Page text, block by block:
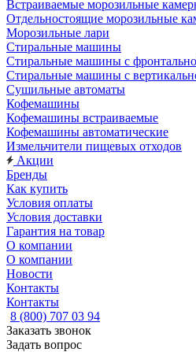
Встраиваемые морозильные
Отдельностоящие морозильные
Морозильные лари
Стиральные машины
Стиральные машины с
Стиральные машины с
Сушильные автоматы
Кофемашины
Кофемашины встраиваемые
Кофемашины автоматические
Измельчители пищевых отходов
Акции
Бренды
Как купить
Условия оплаты
Условия доставки
Гарантия на товар
О компании
О компании
Новости
Контакты
Контакты
8 (800) 707 03 94
Заказать звонок
Задать вопрос